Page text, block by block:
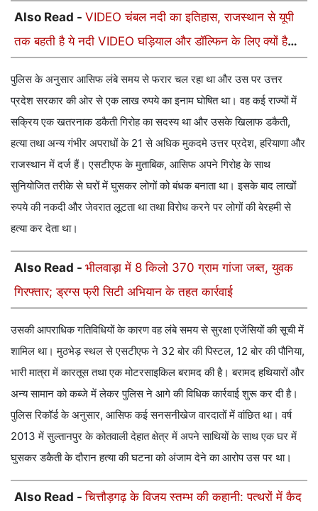
Also Read - VIDEO चंबल नदी का इतिहास, राजस्थान से यूपी
तक बहती है ये नदी VIDEO घड़ियाल और डॉल्फिन के लिए क्यों है
पुलिस के अनुसार आसिफ लंबे समय से फरार चल रहा था और उस पर उत्तर
प्रदेश सरकार की ओर से एक लाख रुपये का इनाम घोषित था। वह कई राज्यों में
सक्रिय एक खतरनाक डकैती गिरोह का सदस्य था और उसके खिलाफ डकैती,
हत्या तथा अन्य गंभीर अपराधों के 21 से अधिक मुकदमे उत्तर प्रदेश, हरियाणा और
राजस्थान में दर्ज हैं। एसटीएफ के मुताबिक, आसिफ अपने गिरोह के साथ
सुनियोजित तरीके से घरों में घुसकर लोगों को बंधक बनाता था। इसके बाद लाखों
रुपये की नकदी और जेवरात लूटता था तथा विरोध करने पर लोगों की बेरहमी से
हत्या कर देता था।
Also Read - भीलवाड़ा में 8 किलो 370 ग्राम गांजा जब्त, युवक
गिरफ्तार; ड्रग्स फ्री सिटी अभियान के तहत कार्रवाई
उसकी आपराधिक गतिविधियों के कारण वह लंबे समय से सुरक्षा एजेंसियों की सूची में
शामिल था। मुठभेड़ स्थल से एसटीएफ ने 32 बोर की पिस्टल, 12 बोर की पौनिया,
भारी मात्रा में कारतूस तथा एक मोटरसाइकिल बरामद की है। बरामद हथियारों और
अन्य सामान को कब्जे में लेकर पुलिस ने आगे की विधिक कार्रवाई शुरू कर दी है।
पुलिस रिकॉर्ड के अनुसार, आसिफ कई सनसनीखेज वारदातों में वांछित था। वर्ष
2013 में सुल्तानपुर के कोतवाली देहात क्षेत्र में अपने साथियों के साथ एक घर में
घुसकर डकैती के दौरान हत्या की घटना को अंजाम देने का आरोप उस पर था।
Also Read -चित्तौड़गढ़ के विजय स्तम्भ की कहानी: पत्थरों में कैद